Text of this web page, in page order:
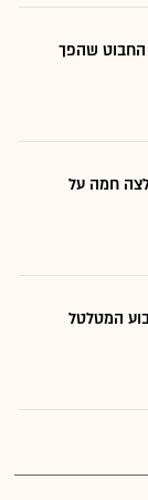
שהפך
חמה על
המטלטל